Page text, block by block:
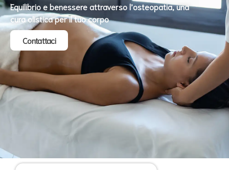
Equilibrio e benessere attraverso l’osteopatia, una
cura olistica per il tuo corpo
Contattaci